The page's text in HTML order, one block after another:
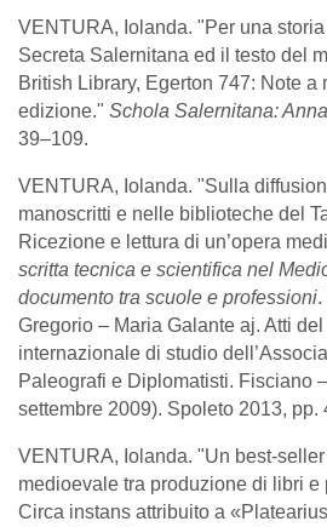
VENTURA, Iolanda. "Per una storia
Secreta Salernitana ed il testo del
British Library, Egerton 747: Note a
edizione." Schola Salernitana:
39–109.
VENTURA, Iolanda. "Sulla
manoscritti e nelle biblioteche del
Ricezione e lettura di un’opera
scritta tecnica e scientifica nel
documento tra scuole e professioni.
Gregorio – Maria Galante aj. Atti
internazionale di studio
Paleografi e Diplomatisti. Fisciano
settembre 2009). Spoleto 2013, pp.
VENTURA, Iolanda. "Un best-
medioevale tra produzione di libri e
Circa instans attribuito a